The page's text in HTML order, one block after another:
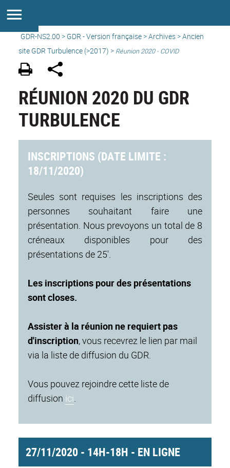
GDR-NS2.00 > GDR - Version française>Archives>Ancien
site GDR Turbulence (>2017) > Réunion 2020 - COVID
RÉUNION 2020 DU GDR
TURBULENCE
INSCRIPTIONS (DATE LIMITE :
18/11/2020)
Seules sont requises les inscriptions des
personnes souhaitant faire une
présentation. Nous prevoyons un total de 8
créneaux disponibles pour des
présentations de 25'.
Les inscriptions pour des présentations
sont closes.
Assister à la réunion ne requiert pas
d'inscription, vous recevrez le lien par mail
via la liste de diffusion du GDR.
Vous pouvez rejoindre cette liste de
diffusion ici.
27/11/2020 - 14H-18H - EN LIGNE